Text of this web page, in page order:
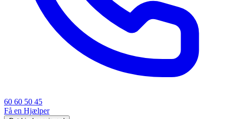
60 60 50 45
Få en Hjælper